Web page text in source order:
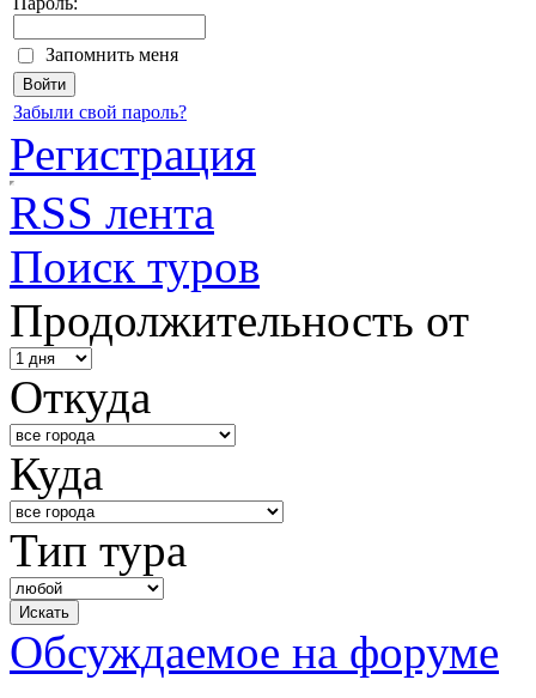
Запомнить меня
Забыли свой пароль?
Регистрация
RSS лента
Поиск туров
Продолжительность от
Откуда
Куда
Тип тура
Обсуждаемое на форуме